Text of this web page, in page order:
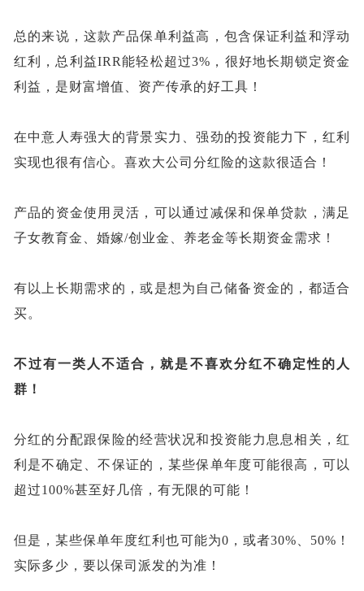
总的来说，这款产品保单利益高，包含保证利益和浮动
红利，总利益IRR能轻松超过3%，很好地长期锁定资金
利益，是财富增值、资产传承的好工具！
在中意人寿强大的背景实力、强劲的投资能力下，红利
实现也很有信心。喜欢大公司分红险的这款很适合！
产品的资金使用灵活，可以通过减保和保单贷款，满足
子女教育金、婚嫁/创业金、养老金等长期资金需求！
有以上长期需求的，或是想为自己储备资金的，都适合
买。
不过有一类人不适合，就是不喜欢分红不确定性的人
群！
分红的分配跟保险的经营状况和投资能力息息相关，红
利是不确定、不保证的，某些保单年度可能很高，可以
超过100%甚至好几倍，有无限的可能！
但是，某些保单年度红利也可能为0，或者30%、50%！
实际多少，要以保司派发的为准！